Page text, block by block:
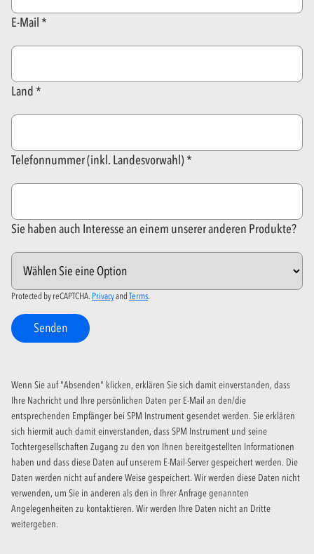
E-Mail
Land
Telefonnummer (inkl. Landesvorwahl)
Sie haben auch Interesse an einem unserer anderen Produkte?
Protected by reCAPTCHA. Privacyand Terms
Senden
Wenn Sie auf "Absenden" klicken, erklären Sie sich damit einverstanden, dass
Ihre Nachricht und Ihre persönlichen Daten per E-Mail an den/die
entsprechenden Empfänger bei SPM Instrument gesendet werden. Sie erklären
sich hiermit auch damit einverstanden, dass SPM Instrument und seine
Tochtergesellschaften Zugang zu den von Ihnen bereitgestellten Informationen
haben und dass diese Daten auf unserem E-Mail-Server gespeichert werden. Die
Daten werden nicht auf andere Weise gespeichert. Wir werden diese Daten nicht
verwenden, um Sie in anderen als den in Ihrer Anfrage genannten
Angelegenheiten zu kontaktieren. Wir werden Ihre Daten nicht an Dritte
weitergeben.